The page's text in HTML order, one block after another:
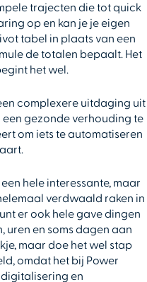
trajecten die tot quick
op en kan je je eigen
tabel in plaats van een
de totalen bepaalt. Het
het wel.
complexere uitdaging uit
gezonde verhouding te
om iets te automatiseren
hele interessante, maar
verdwaald raken in
er ook hele gave dingen
uren en soms dagen aan
maar doe het wel stap
omdat het bij Power
en